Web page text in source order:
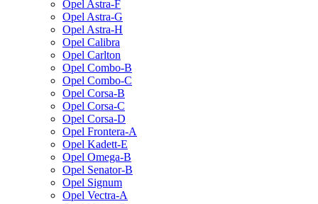
Opel Astra-F
Opel Astra-G
Opel Astra-H
Opel Calibra
Opel Carlton
Opel Combo-B
Opel Combo-C
Opel Corsa-B
Opel Corsa-C
Opel Corsa-D
Opel Frontera-A
Opel Kadett-E
Opel Omega-B
Opel Senator-B
Opel Signum
Opel Vectra-A